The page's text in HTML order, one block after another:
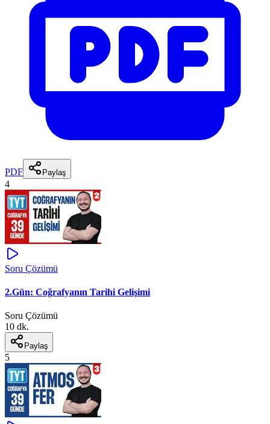
PDF Paylaş
4
Soru Çözümü
2.Gün: Coğrafyanın Tarihi Gelişimi
Soru Çözümü
10 dk.
Paylaş
5